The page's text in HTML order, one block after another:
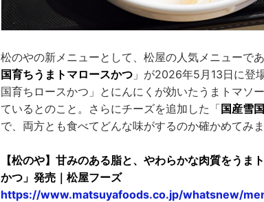
松のやの新メニューとして、松屋の人気メニューで
国育ちうまトマロースかつ 」が2026年5月13日に登
国育ちロースかつ」とにんにくが効いたうまトマソ
ているとのこと。さらにチーズを追加した「国産雪
で、両方とも食べてどんな味がするのか確かめてみま
【松のや】甘みのある脂と、やわらかな肉質をう
かつ」発売｜松屋フーズ
https://www.matsuyafoods.co.jp/whatsnew/